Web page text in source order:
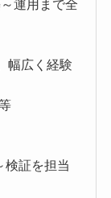
運用まで全
幅広く経験
検証を担当